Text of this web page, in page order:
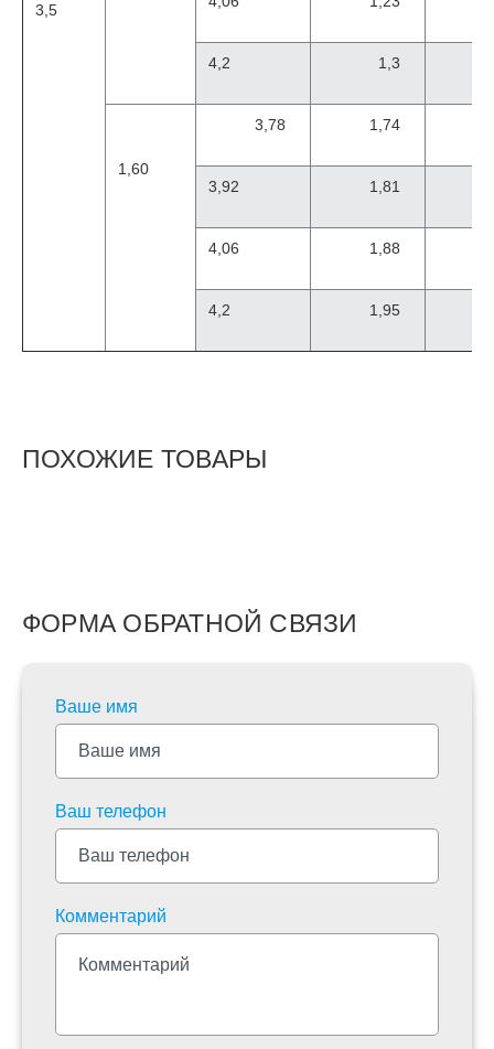
3,5
4,2 1,3
1,60
3,78 1,74
3,92 1,81
4,06 1,88
4,2 1,95
ПОХОЖИЕ ТОВАРЫ
ФОРМА ОБРАТНОЙ СВЯЗИ
Ваше имя
Ваш телефон
Комментарий